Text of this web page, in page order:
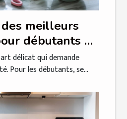
meilleurs
débutants en
délicat qui demande
Pour les débutants, se...